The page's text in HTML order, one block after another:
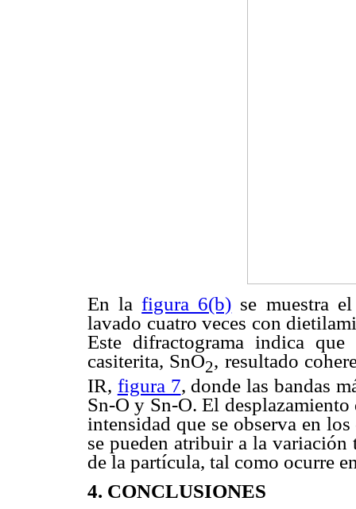
En lafigura 6(b) se muestra
lavado cuatro veces con
Este difractograma indica
casiterita, SnO2, resultado
IR, figura 7, donde las bandas
Sn-O y Sn-O. El
intensidad que se observa en
se pueden atribuir a la
de la partícula, tal como ocurre
4. CONCLUSIONES